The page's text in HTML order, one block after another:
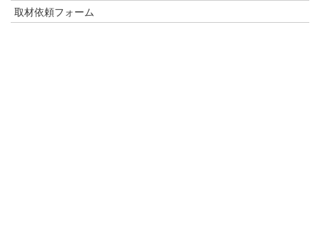
取材依頼フォーム